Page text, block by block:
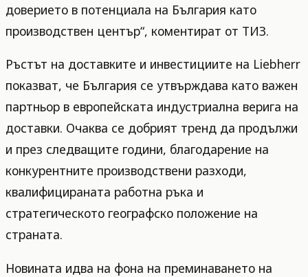
доверието в потенциала на България като
производствен център“, коментират от ТИЗ.
Ръстът на доставките и инвестициите на Liebherr
показват, че България се утвърждава като важен
партньор в европейската индустриална верига на
доставки. Очаква се добрият тренд да продължи
и през следващите години, благодарение на
конкурентните производствени разходи,
квалифицираната работна ръка и
стратегическото географско положение на
страната.
Новината идва на фона на преминаването на